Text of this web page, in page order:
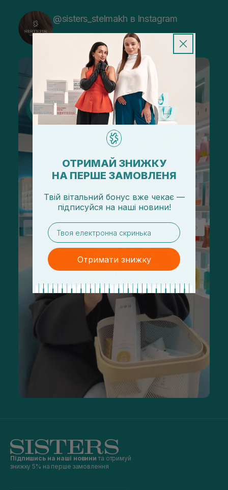
@sisters_stelmakh в Instagram
Підпишись на наші новини та отримуй
знижку 5% на перше замовлення
ОТРИМАЙ ЗНИЖКУ
НА ПЕРШЕ ЗАМОВЛЕНЯ
Твій вітальний бонус вже чекає —
підписуйся на наші новини!
email
Отримати знижку